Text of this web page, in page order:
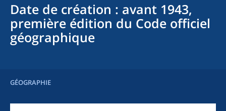
Date de création : avant 1943,
première édition du Code officiel
géographique
GÉOGRAPHIE